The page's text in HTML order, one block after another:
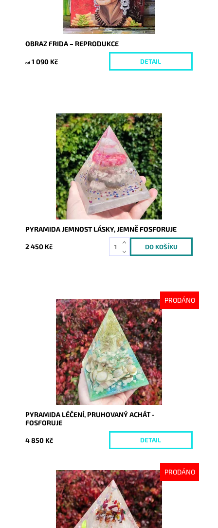
OBRAZ FRIDA – REPRODUKCE
od 1 090 Kč DETAIL
Dostupnost:
Skladem
9221
PYRAMIDA JEMNOST LÁSKY, JEMNĚ FOSFORUJE
2 450 Kč
PRODÁNO
Dostupnost:
Vyprodáno
9237
PYRAMIDA LÉČENÍ, PRUHOVANÝ ACHÁT -
FOSFORUJE
4 850 Kč DETAIL
PRODÁNO
Dostupnost:
Vyprodáno
9241